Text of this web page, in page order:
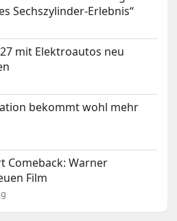
Sechszylinder-Erlebnis“
mit Elektroautos neu
bekommt wohl mehr
Comeback: Warner
Film